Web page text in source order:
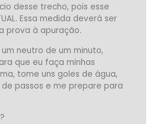
desse trecho, pois esse
Essa medida deverá ser
prova à apuração.
neutro de um minuto,
que eu faça minhas
tome uns goles de água,
passos e me prepare para